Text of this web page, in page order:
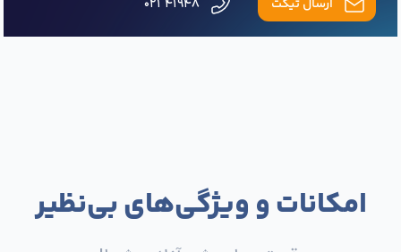
ارسال تیکت
امکانات و ویژگی‌های بی‌نظیر